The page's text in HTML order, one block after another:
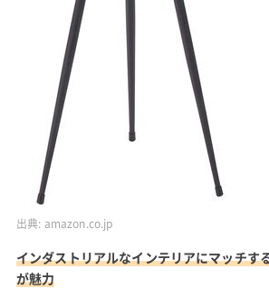
出典: amazon.co.jp
インダストリアルなインテリアにマッチす
が魅力